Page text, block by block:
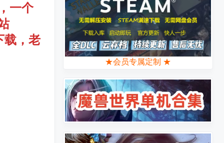
一个
载，老
★会员专属定制 ★